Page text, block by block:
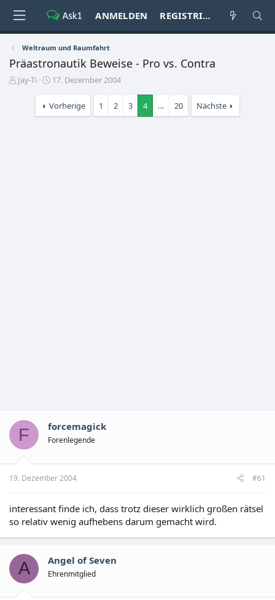
ANMELDEN REGISTRIEREN
Weltraum und Raumfahrt
Präastronautik Beweise - Pro vs. Contra
E
Jay-Ti
E
s
t
17. Dezember 2004
Vorherige 1 2 3 4 … 20 Nächste
F forcemagick
Forenlegende
19. Dezember 2004 #61
interessant finde ich, dass trotz dieser wirklich großen rätsel
so relativ wenig aufhebens darum gemacht wird.
A Angel of Seven
Ehrenmitglied